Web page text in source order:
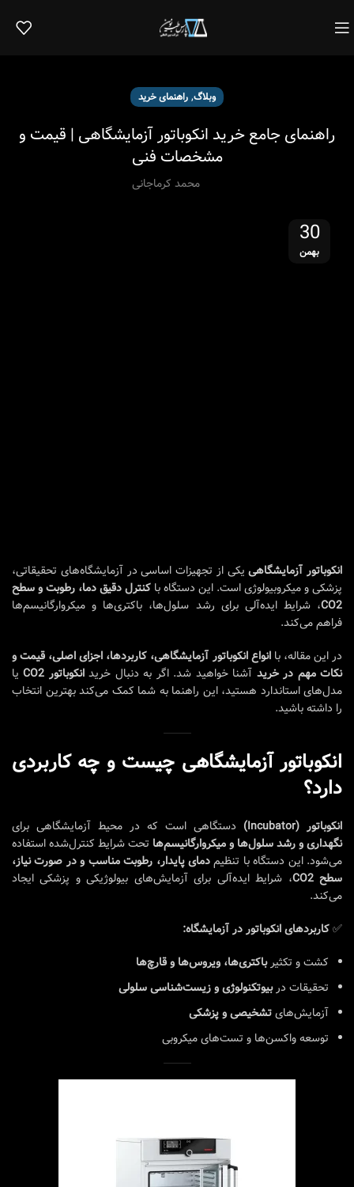
وبلاگ, راهنمای خرید
راهنمای جامع خرید انکوباتور آزمایشگاهی | قیمت و
مشخصات فنی
محمد کرماجانی
30
بهمن
انکوباتور آزمایشگاهییکی از تجهیزات اساسی در آزمایشگاه‌های تحقیقاتی،
پزشکی و میکروبیولوژی است. این دستگاه با کنترل دقیق دما، رطوبت و سطح
CO2، شرایط ایده‌آلی برای رشد سلول‌ها، باکتری‌ها و میکروارگانیسم‌ها
فراهم می‌کند.
در این مقاله، باانواع انکوباتور آزمایشگاهی، کاربردها، اجزای اصلی، قیمت و
نکات مهم در خرید آشنا خواهید شد. اگر به دنبال خریدانکوباتور CO2
یا
مدل‌های استاندارد هستید، این راهنما به شما کمک می‌کند بهترین انتخاب
را داشته باشید.
انکوباتور آزمایشگاهی چیست و چه کاربردی
دارد؟
انکوباتور (Incubator)
دستگاهی است که در محیط آزمایشگاهی برای
نگهداری و رشد سلول‌ها و میکروارگانیسم‌ها تحت شرایط کنترل‌شده استفاده
می‌شود. این دستگاه با تنظیمدمای پایدار، رطوبت مناسب و در صورت نیاز،
سطح CO2
، شرایط ایده‌آلی برای آزمایش‌های بیولوژیکی و پزشکی ایجاد
می‌کند.
✅کاربردهای انکوباتور در آزمایشگاه:
کشت و تکثیرباکتری‌ها، ویروس‌ها و قارچ‌ها
تحقیقات دربیوتکنولوژی و زیست‌شناسی سلولی
آزمایش‌هایتشخیصی و پزشکی
توسعه واکسن‌ها و تست‌های میکروبی